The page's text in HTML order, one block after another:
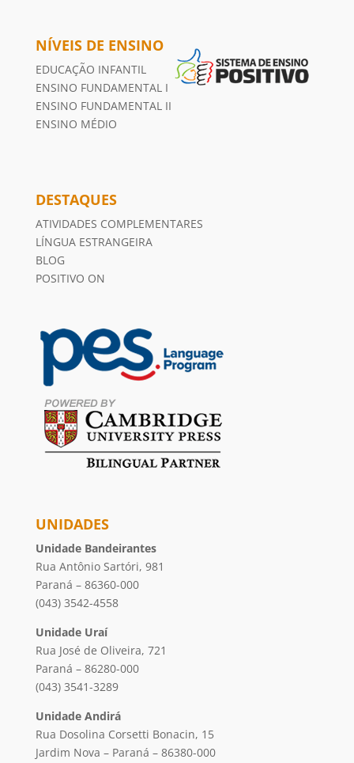
NÍVEIS DE ENSINO
EDUCAÇÃO INFANTIL
ENSINO FUNDAMENTAL I
ENSINO FUNDAMENTAL II
ENSINO MÉDIO
DESTAQUES
ATIVIDADES COMPLEMENTARES
LÍNGUA ESTRANGEIRA
BLOG
POSITIVO ON
UNIDADES
Unidade Bandeirantes
Rua Antônio Sartóri, 981
Paraná – 86360-000
(043) 3542-4558
Unidade Uraí
Rua José de Oliveira, 721
Paraná – 86280-000
(043) 3541-3289
Unidade Andirá
Rua Dosolina Corsetti Bonacin, 15
Jardim Nova – Paraná – 86380-000